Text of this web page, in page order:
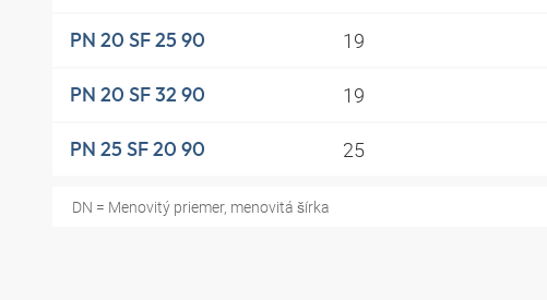
PN 20 SF 25 90 19
PN 20 SF 32 90 19
PN 25 SF 20 90 25
DN = Menovitý priemer, menovitá šírka